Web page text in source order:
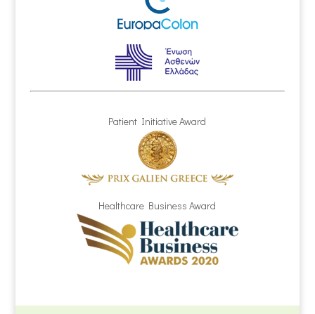
Patient Initiative Award
Healthcare Business Award